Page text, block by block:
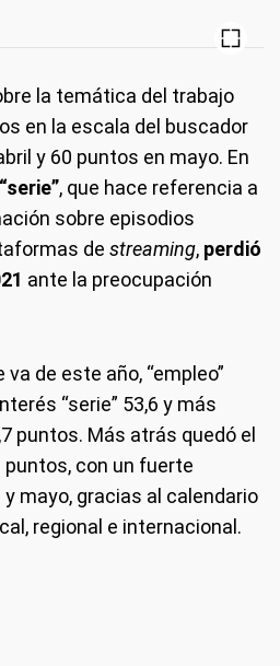
la temática del trabajo
en la escala del buscador
y 60 puntos en mayo. En
, que hace referencia a
sobre episodios
de streaming, perdió
ante la preocupación
de este año, “empleo”
“serie” 53,6 y más
puntos. Más atrás quedó el
puntos, con un fuerte
mayo, gracias al calendario
regional e internacional.